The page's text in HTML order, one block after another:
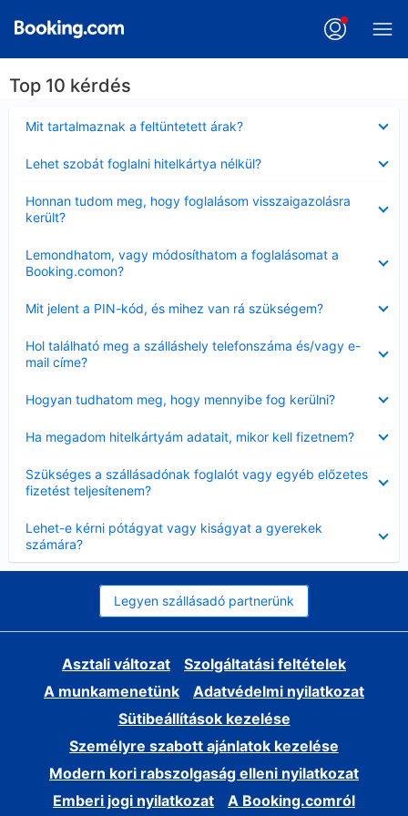
Top 10 kérdés
Mit tartalmaznak a feltüntetett árak?
Lehet szobát foglalni hitelkártya nélkül?
Honnan tudom meg, hogy foglalásom visszaigazolásra
került?
Lemondhatom, vagy módosíthatom a foglalásomat a
Booking.comon?
Mit jelent a PIN-kód, és mihez van rá szükségem?
Hol található meg a szálláshely telefonszáma és/vagy e-
mail címe?
Hogyan tudhatom meg, hogy mennyibe fog kerülni?
Ha megadom hitelkártyám adatait, mikor kell fizetnem?
Szükséges a szállásadónak foglalót vagy egyéb előzetes
fizetést teljesítenem?
Lehet-e kérni pótágyat vagy kiságyat a gyerekek
számára?
Legyen szállásadó partnerünk
Asztali változat
Szolgáltatási feltételek
A munkamenetünk
Adatvédelmi nyilatkozat
Sütibeállítások kezelése
Személyre szabott ajánlatok kezelése
Modern kori rabszolgaság elleni nyilatkozat
Emberi jogi nyilatkozat
A Booking.comról